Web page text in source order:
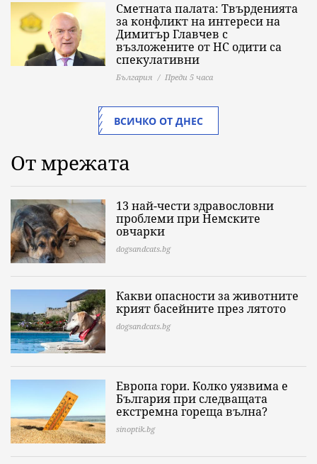
Сметната палата: Твърденията
за конфликт на интереси на
Димитър Главчев с
възложените от НС одити са
спекулативни
България Преди 5 часа
ВСИЧКО ОТ ДНЕС
От мрежата
13 най-чести здравословни
проблеми при Немските
овчарки
dogsandcats.bg
Какви опасности за животните
крият басейните през лятото
dogsandcats.bg
Европа гори. Колко уязвима е
България при следващата
екстремна гореща вълна?
sinoptik.bg